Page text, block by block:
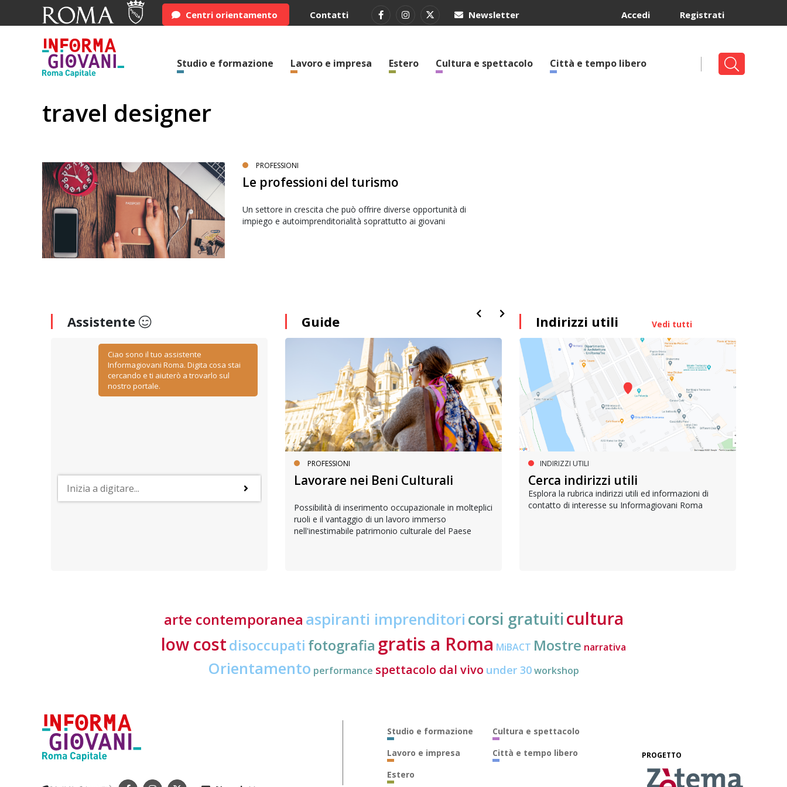
Centri orientamento Contatti Newsletter Registrati
Accedi
Studio e formazione Lavoro e impresa Estero Cultura e spettacolo Città e tempo libero
travel designer
PROFESSIONI
Le professioni del turismo
Un settore in crescita che può offrire diverse opportunità di
impiego e autoimprenditorialità soprattutto ai giovani
Assistente
Ciao sono il tuo assistente
Informagiovani Roma. Digita cosa stai
cercando e ti aiuterò a trovarlo sul
nostro portale.
Guide
Lavorare nelle risorse umane
PROFESSIONI
Lavorare nei Beni Culturali
Possibilità di inserimento occupazionale in molteplici
ruoli e il vantaggio di un lavoro immerso
nell'inestimabile patrimonio culturale del Paese
SERVIZI SOCIALI E AI CITTADINI
Inclusione e opportunità per
giovani con disabilità
Indirizzi utili Vedi tutti
INDIRIZZI UTILI
Cerca indirizzi utili
Esplora la rubrica indirizzi utili ed informazioni di
contatto di interesse su Informagiovani Roma
arte contemporanea aspiranti imprenditori corsi gratuiticultura
low costdisoccupati fotografia gratis a Roma MiBACT Mostre narrativa
Orientamento performance spettacolo dal vivo under 30workshop
Studio e formazione
Lavoro e impresa
Estero
Cultura e spettacolo
Città e tempo libero
PROGETTO